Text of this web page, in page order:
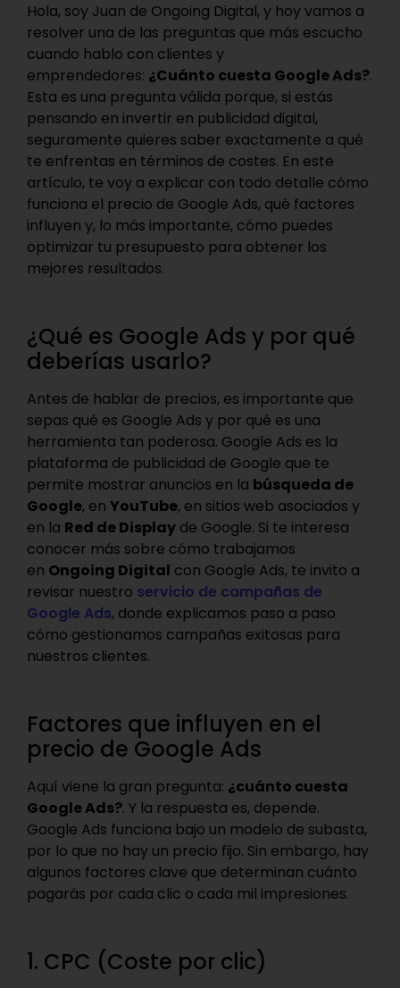
Hola, soy Juan de Ongoing Digital, y hoy vamos a
resolver una de las preguntas que más escucho
cuando hablo con clientes y
emprendedores: ¿Cuánto cuesta Google Ads?.
Esta es una pregunta válida porque, si estás
pensando en invertir en publicidad digital,
seguramente quieres saber exactamente a qué
te enfrentas en términos de costes. En este
artículo, te voy a explicar con todo detalle cómo
funciona el precio de Google Ads, qué factores
influyen y, lo más importante, cómo puedes
optimizar tu presupuesto para obtener los
mejores resultados.
¿Qué es Google Ads y por qué
deberías usarlo?
Antes de hablar de precios, es importante que
sepas qué es Google Ads y por qué es una
herramienta tan poderosa. Google Ads es la
plataforma de publicidad de Google que te
permite mostrar anuncios en la búsqueda de
Google, en YouTube, en sitios web asociados y
en la Red de Display de Google. Si te interesa
conocer más sobre cómo trabajamos
en Ongoing Digital con Google Ads, te invito a
revisar nuestro servicio de campañas de
Google Ads, donde explicamos paso a paso
cómo gestionamos campañas exitosas para
nuestros clientes.
Factores que influyen en el
precio de Google Ads
Aquí viene la gran pregunta: ¿cuánto cuesta
Google Ads?. Y la respuesta es, depende.
Google Ads funciona bajo un modelo de subasta,
por lo que no hay un precio fijo. Sin embargo, hay
algunos factores clave que determinan cuánto
pagarás por cada clic o cada mil impresiones.
1. CPC (Coste por clic)